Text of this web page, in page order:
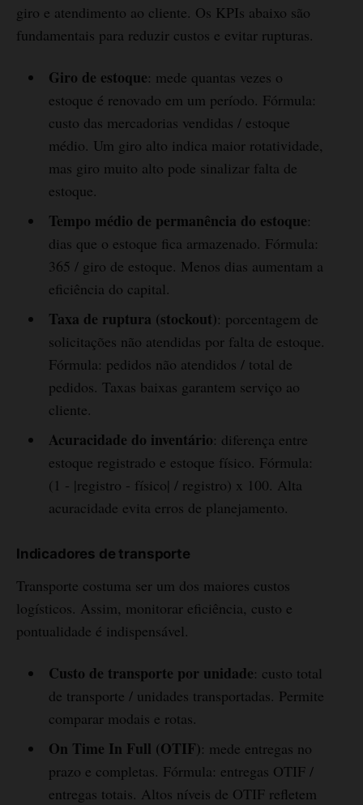
giro e atendimento ao cliente. Os KPIs abaixo são
fundamentais para reduzir custos e evitar rupturas.
Giro de estoque: mede quantas vezes o
estoque é renovado em um período. Fórmula:
custo das mercadorias vendidas / estoque
médio. Um giro alto indica maior rotatividade,
mas giro muito alto pode sinalizar falta de
estoque.
Tempo médio de permanência do estoque:
dias que o estoque fica armazenado. Fórmula:
365 / giro de estoque. Menos dias aumentam a
eficiência do capital.
Taxa de ruptura (stockout): porcentagem de
solicitações não atendidas por falta de estoque.
Fórmula: pedidos não atendidos / total de
pedidos. Taxas baixas garantem serviço ao
cliente.
Acuracidade do inventário: diferença entre
estoque registrado e estoque físico. Fórmula:
(1 - |registro - físico| / registro) x 100. Alta
acuracidade evita erros de planejamento.
Indicadores de transporte
Transporte costuma ser um dos maiores custos
logísticos. Assim, monitorar eficiência, custo e
pontualidade é indispensável.
Custo de transporte por unidade: custo total
de transporte / unidades transportadas. Permite
comparar modais e rotas.
On Time In Full (OTIF): mede entregas no
prazo e completas. Fórmula: entregas OTIF /
entregas totais. Altos níveis de OTIF refletem